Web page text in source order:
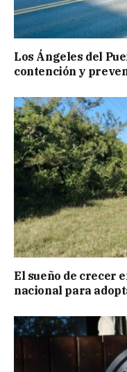
Los Ángeles del
contención y
El sueño de crecer
nacional para